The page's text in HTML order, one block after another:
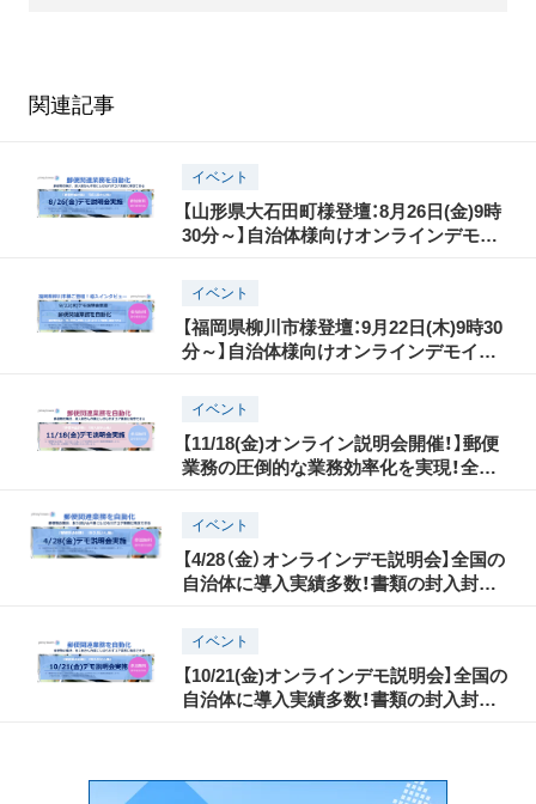
関連記事
イベント
【山形県大石田町様登壇：8月26日(金)9時
30分～】自治体様向けオンラインデモイ
イベント
【福岡県柳川市様登壇：9月22日(木)9時30
分～】自治体様向けオンラインデモイベ
イベント
【11/18(金)オンライン説明会開催！】郵便
業務の圧倒的な業務効率化を実現！全国
は？
イベント
【4/28（金）オンラインデモ説明会】全国の
自治体に導入実績多数！書類の封入封か
イベント
【10/21(金)オンラインデモ説明会】全国の
自治体に導入実績多数！書類の封入封か